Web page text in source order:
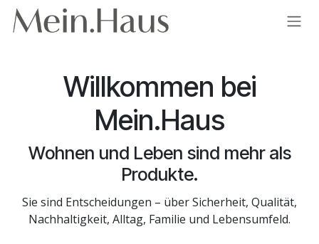
Zum Inhalt springen
Willkommen bei
Mein.Haus
Wohnen und Leben sind mehr als
Produkte.
Sie sind Entscheidungen – über Sicherheit, Qualität,
Nachhaltigkeit, Alltag, Familie und Lebensumfeld.